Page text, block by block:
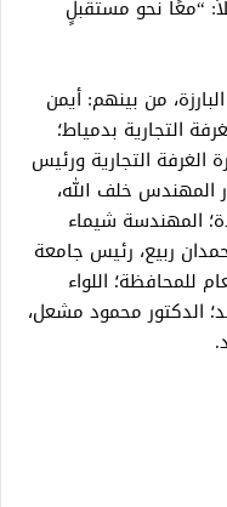
“معًا نحو مستقبلٍ
من بينهم: أيمن
التجارية بدمياط؛
الغرفة التجارية ورئيس
المهندس خلف الله،
المهندسة شيماء
ربيع، رئيس جامعة
للمحافظة؛ اللواء
الدكتور محمود مشعل،